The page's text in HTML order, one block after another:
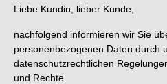
Liebe Kundin, lieber Kunde,
nachfolgend informieren wir Sie
personenbezogenen Daten durch
datenschutzrechtlichen
und Rechte.